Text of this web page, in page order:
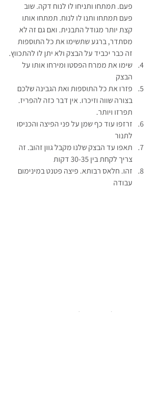
פעם. תמתחו ותניחו לו לנוח דקה. שוב
פעם תמתחו ותנו לו לנוח. תמתחו אותו
קצת יותר מגודל התבנית. ואם גם זה לא
מסתדר, ברגע שתשימו את כל התוספות
זה כבר יכביד על הבצק ולא יתן לו להתכווץ.
שימו את ממרח הפסטו ומירחו אותו על
הבצק
פזרו את כל התוספות ואת הגבינה שלכם
בצורה שווה וזיכרו. אין דבר כזה להפריז.
תפרזו ויותר.
זרזפו עוד כף שמן על פני הפיצה והכניסו
לתנור
תאפו עד הבצק שלנו מקבל גוון זהוב. זה
צריך לקחת בין 30-35 דקות
זהו. חלאס רבותא. פיצה פטנט במינימום
עבודה
בתאבון פיפל. ואיזה מזל שנגמרו החגים כי